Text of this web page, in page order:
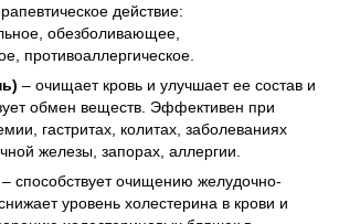
действие:
обезболивающее,
противоаллергическое.
– очищает кровь и улучшает ее состав и
обмен веществ. Эффективен при
гастритах, колитах, заболеваниях
железы, запорах, аллергии.
– способствует очищению желудочно-
уровень холестерина в крови и